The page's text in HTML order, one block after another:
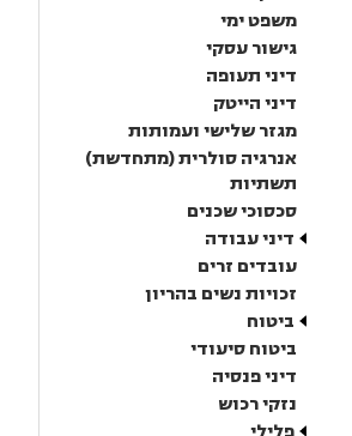
משפט ימי
גישור עסקי
דיני תעופה
דיני הייטק
מגזר שלישי ועמותות
אנרגיה סולרית (מתחדשת)
תשתיות
סכסוכי שכנים
דיני עבודה
עובדים זרים
זכויות נשים בהריון
ביטוח
ביטוח סיעודי
דיני פנסיה
נזקי רכוש